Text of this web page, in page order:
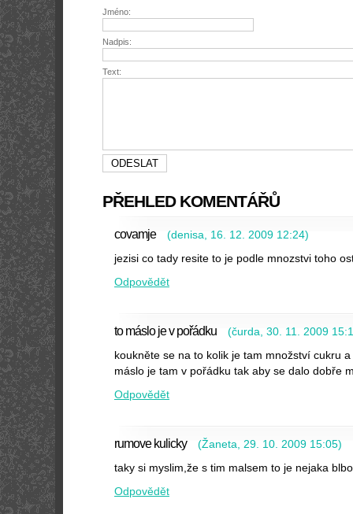
Jméno:
Nadpis:
Text:
PŘEHLED KOMENTÁŘŮ
covamje (denisa 16. 12. 2009 12:24)
jezisi co tady resite to je podle mnozstvi toho
Odpovědět
to máslo je v pořádku (čurda 30. 11. 2009
koukněte se na to kolik je tam množství cukru
máslo je tam v pořádku tak aby se dalo dobře
Odpovědět
rumove kulicky (Žaneta 29. 10. 2009 15:05)
taky si myslim,že s tim malsem to je nejaka
Odpovědět